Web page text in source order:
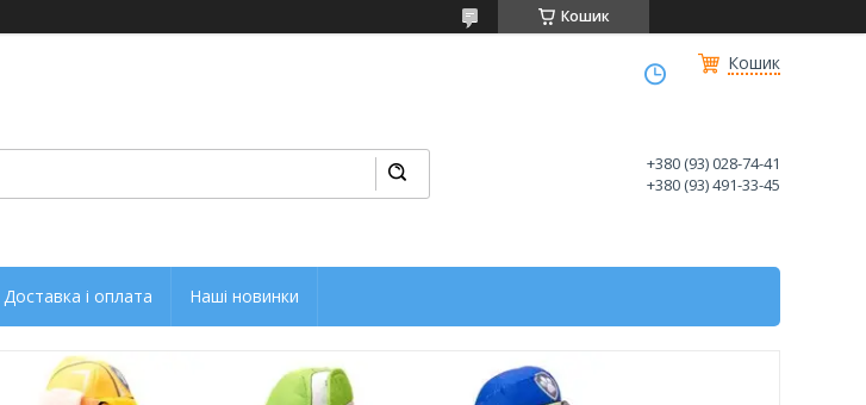
Кошик
Кошик
+380 (93) 028-74-41
+380 (93) 491-33-45
Доставка і оплата Наші новинки